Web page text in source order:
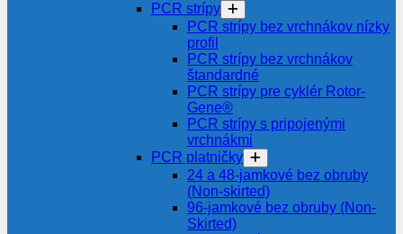
PCR strípy
PCR strípy bez vrchnákov nízky
profil
PCR strípy bez vrchnákov
štandardné
PCR strípy pre cyklér Rotor-
Gene®
PCR strípy s pripojenými
vrchnákmi
PCR platničky
24 a 48-jamkové bez obruby
(Non-skirted)
96-jamkové bez obruby (Non-
Skirted)